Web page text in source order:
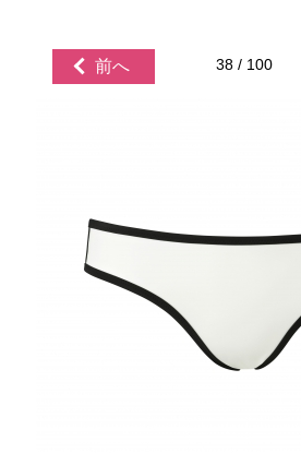
前へ 38 / 100